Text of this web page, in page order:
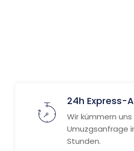
24h Express-
Wir kümmern uns
Umuzgsanfrage
Stunden.